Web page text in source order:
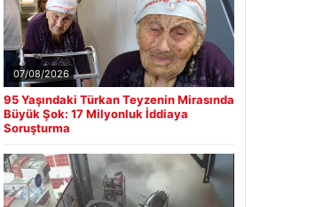
07/08/2026
95 Yaşındaki Türkan Teyzenin Mirasında
Büyük Şok: 17 Milyonluk İddiaya
Soruşturma